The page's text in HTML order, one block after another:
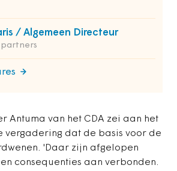
/ Algemeen Directeur
partners
Antuma van het CDA zei aan het
vergadering dat de basis voor de
'Daar zijn afgelopen
consequenties aan verbonden.